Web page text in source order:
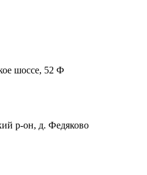
шоссе, 52 Ф
р-он, д. Федяково